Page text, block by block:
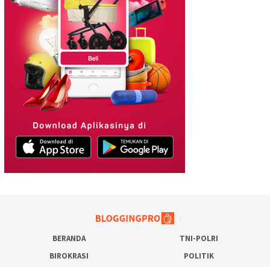
BERANDA
TNI-POLRI
BIROKRASI
POLITIK